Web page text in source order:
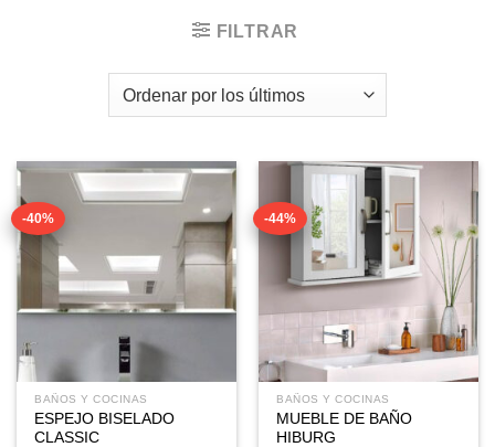
FILTRAR
-40%
BAÑOS Y COCINAS
ESPEJO BISELADO
CLASSIC
-44%
BAÑOS Y COCINAS
MUEBLE DE BAÑO
HIBURG